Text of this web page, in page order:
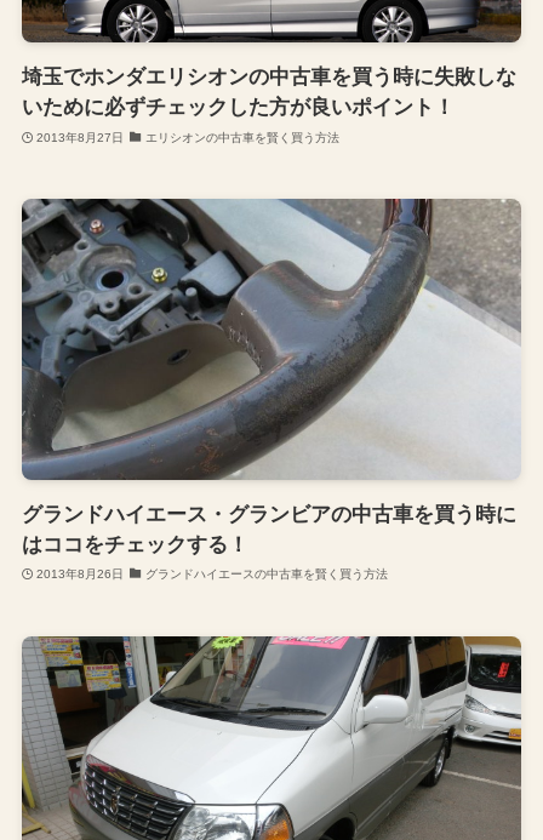
埼玉でホンダエリシオンの中古車を買う時に失敗しな
いために必ずチェックした方が良いポイント！
2013年8月27日 エリシオンの中古車を賢く買う方法
グランドハイエース・グランビアの中古車を買う時に
はココをチェックする！
2013年8月26日 グランドハイエースの中古車を賢く買う方法